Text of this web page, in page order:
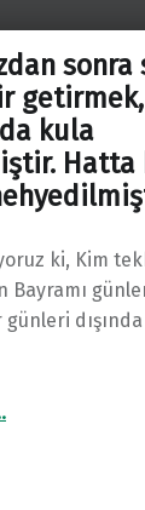
kula
ki, Kim
günleri
sonra sesli bir şekilde tekbir getirmek, tekbir günleri dışında kula emredilmemiştir. Hatta bidat olduğu için nehyedilmiştir.”